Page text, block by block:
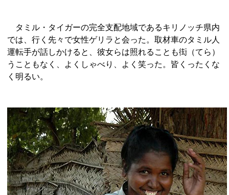
タミル・タイガーの完全支配地域であるキリノッチ県内
では、行く先々で女性ゲリラと会った。取材車のタミル人
運転手が話しかけると、彼女らは照れることも衒（てら）
うこともなく、よくしゃべり、よく笑った。皆くったくな
く明るい。